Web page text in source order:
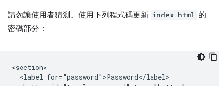
請勿讓使用者猜測。使用下列程式碼更新 index.html 的
密碼部分：
<section>
  <label for="password">Password</label>